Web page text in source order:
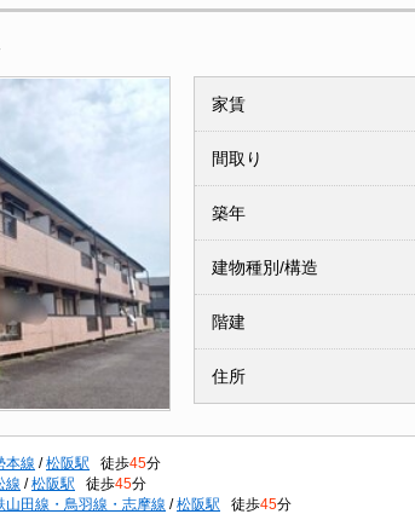
家賃
間取り
築年
建物種別/構造
階建
住所
本線 / 松阪駅 徒歩45分
線 / 松阪駅 徒歩45分
山田線・鳥羽線・志摩線 / 松阪駅 徒歩45分